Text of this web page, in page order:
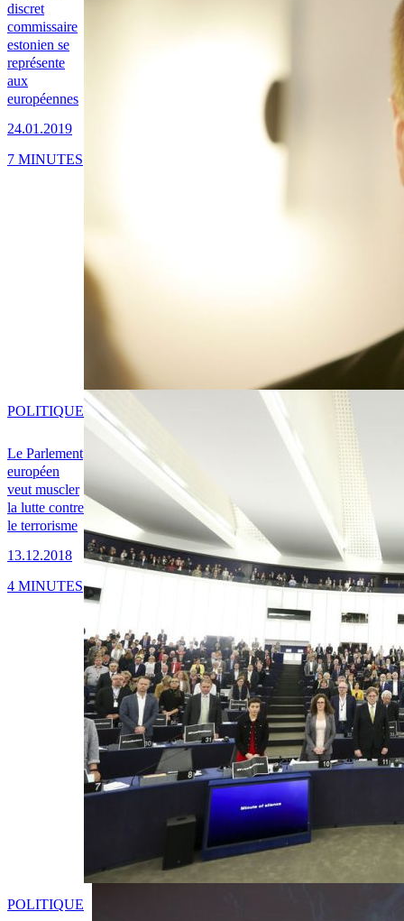
discret
commissaire
estonien se
représente
aux
européennes
24.01.2019
7 MINUTES
Le Parlement
européen
veut muscler
la lutte contre
le terrorisme
13.12.2018
POLITIQUE
4 MINUTES
POLITIQUE